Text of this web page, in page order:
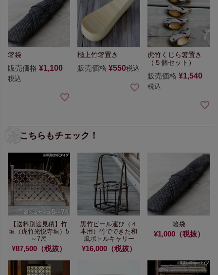
箸袋
販売価格 ¥1,100
税込
極上竹箸置き
販売価格 ¥550税込
虎竹くじら箸置き
（５個セット）
販売価格 ¥1,540
税込
こちらもチェック！
【送料別途見積】竹
垣（虎竹光悦寺垣）5
～7尺
¥87,500（税抜）
黒竹ビール運び（４
本用）竹でできた和
風ボトルキャリー
¥16,000（税抜）
箸袋
¥1,000（税抜）